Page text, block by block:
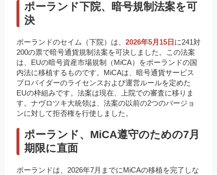
ポーランド下院、暗号規制法案を可
決
ポーランドのセイム（下院）は、 2026年5月15日 に241対
200の票で暗号通貨規制法案を可決しました。この法案
は、EUの暗号資産市場規制（MiCA）をポーランドの国
内法に移植するものです。MiCAは、暗号通貨サービス
プロバイダーのライセンスおよび運営ルールを定めた
EUの枠組みです。法案は現在、上院での審査に移りま
す。ナヴロツキ大統領は、法案の以前の2つのバージョ
ンに対して拒否権を行使しました。
ポーランド、MiCA遵守のための7月
期限に直面
ポーランドは、2026年7月までにMiCAの移植を完了しな